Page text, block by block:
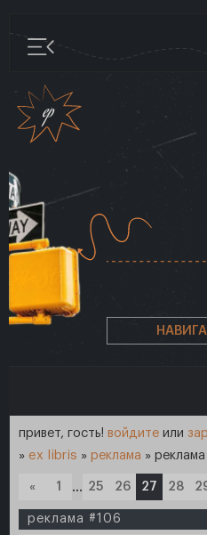
привет, гость! войдите или
» ex libris » реклама »
« 1 … 25 26 27 28
реклама #106